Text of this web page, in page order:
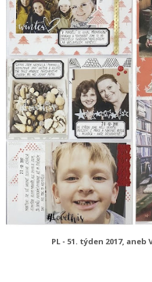
PL - 51. týden 2017,